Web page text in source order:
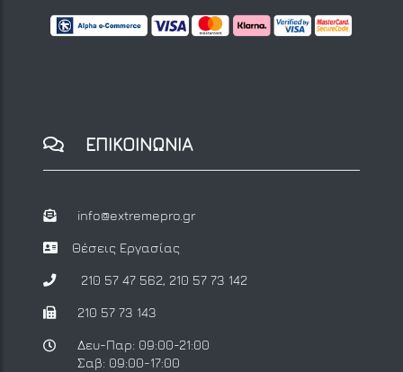
ΕΠΙΚΟΙΝΩΝΙΑ
info@extremepro.gr
Θέσεις Εργασίας
210 57 47 562, 210 57 73 142
210 57 73 143
Δευ-Παρ: 09:00-21:00
Σαβ: 09:00-17:00